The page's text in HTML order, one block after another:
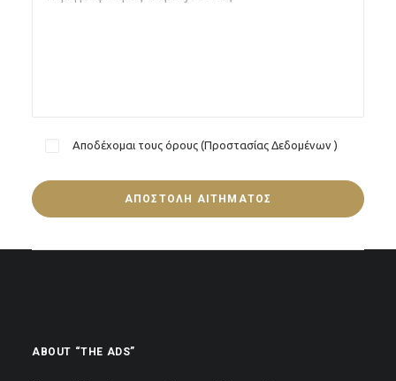
Αποδέχομαι τους όρους (Προστασίας Δεδομένων)
ABOUT “THE ADS”